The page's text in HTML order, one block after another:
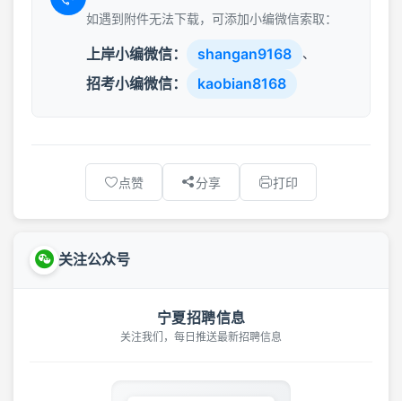
如遇到附件无法下载，可添加小编微信索取：
上岸小编微信： shangan9168 、
招考小编微信： kaobian8168
点赞 分享 打印
关注公众号
宁夏招聘信息
关注我们，每日推送最新招聘信息